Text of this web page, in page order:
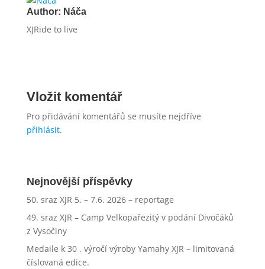
Author: Náča
XJRide to live
Vložit komentář
Pro přidávání komentářů se musíte nejdříve
přihlásit.
Nejnovější příspěvky
50. sraz XJR 5. – 7.6. 2026 – reportage
49. sraz XJR – Camp Velkopařezitý v podání Divočáků
z Vysočiny
Medaile k 30 . výročí výroby Yamahy XJR – limitovaná
číslovaná edice.